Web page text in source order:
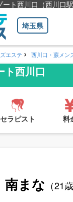
ト西川口（西川口駅
埼玉県
エステ 西川口・蕨メン
ト西川口
セラピスト 料
南まな （21歳